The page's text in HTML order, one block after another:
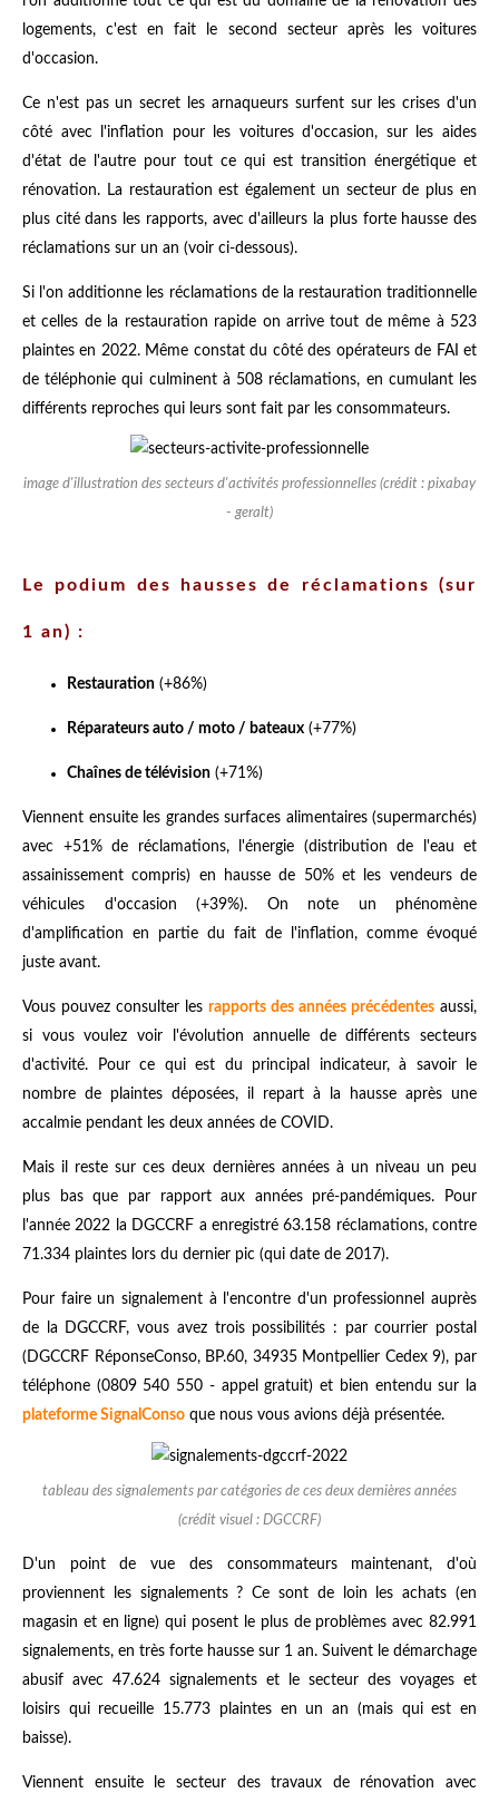
logements, c'est en fait le second secteur après les voitures
d'occasion.
Ce n'est pas un secret les arnaqueurs surfent sur les crises d'un
côté avec l'inflation pour les voitures d'occasion, sur les aides
d'état de l'autre pour tout ce qui est transition énergétique et
rénovation. La restauration est également un secteur de plus en
plus cité dans les rapports, avec d'ailleurs la plus forte hausse des
réclamations sur un an (voir ci-dessous).
Si l'on additionne les réclamations de la restauration traditionnelle
et celles de la restauration rapide on arrive tout de même à 523
plaintes en 2022. Même constat du côté des opérateurs de FAI et
de téléphonie qui culminent à 508 réclamations, en cumulant les
différents reproches qui leurs sont fait par les consommateurs.
image d'illustration des secteurs d'activités professionnelles (crédit : pixabay
- geralt)
Le podium des hausses de réclamations (sur
1 an) :
Restauration (+86%)
Réparateurs auto / moto / bateaux (+77%)
Chaînes de télévision (+71%)
Viennent ensuite les grandes surfaces alimentaires (supermarchés)
avec +51% de réclamations, l'énergie (distribution de l'eau et
assainissement compris) en hausse de 50% et les vendeurs de
véhicules d'occasion (+39%). On note un phénomène
d'amplification en partie du fait de l'inflation, comme évoqué
juste avant.
Vous pouvez consulter les rapports des années précédentes aussi,
si vous voulez voir l'évolution annuelle de différents secteurs
d'activité. Pour ce qui est du principal indicateur, à savoir le
nombre de plaintes déposées, il repart à la hausse après une
accalmie pendant les deux années de COVID.
Mais il reste sur ces deux dernières années à un niveau un peu
plus bas que par rapport aux années pré-pandémiques. Pour
l'année 2022 la DGCCRF a enregistré 63.158 réclamations, contre
71.334 plaintes lors du dernier pic (qui date de 2017).
Pour faire un signalement à l'encontre d'un professionnel auprès
de la DGCCRF, vous avez trois possibilités : par courrier postal
(DGCCRF RéponseConso, BP.60, 34935 Montpellier Cedex 9), par
téléphone (0809 540 550 - appel gratuit) et bien entendu sur la
plateforme SignalConso que nous vous avions déjà présentée.
tableau des signalements par catégories de ces deux dernières années
(crédit visuel : DGCCRF)
D'un point de vue des consommateurs maintenant, d'où
proviennent les signalements ? Ce sont de loin les achats (en
magasin et en ligne) qui posent le plus de problèmes avec 82.991
signalements, en très forte hausse sur 1 an. Suivent le démarchage
abusif avec 47.624 signalements et le secteur des voyages et
loisirs qui recueille 15.773 plaintes en un an (mais qui est en
baisse).
Viennent ensuite le secteur des travaux de rénovation avec